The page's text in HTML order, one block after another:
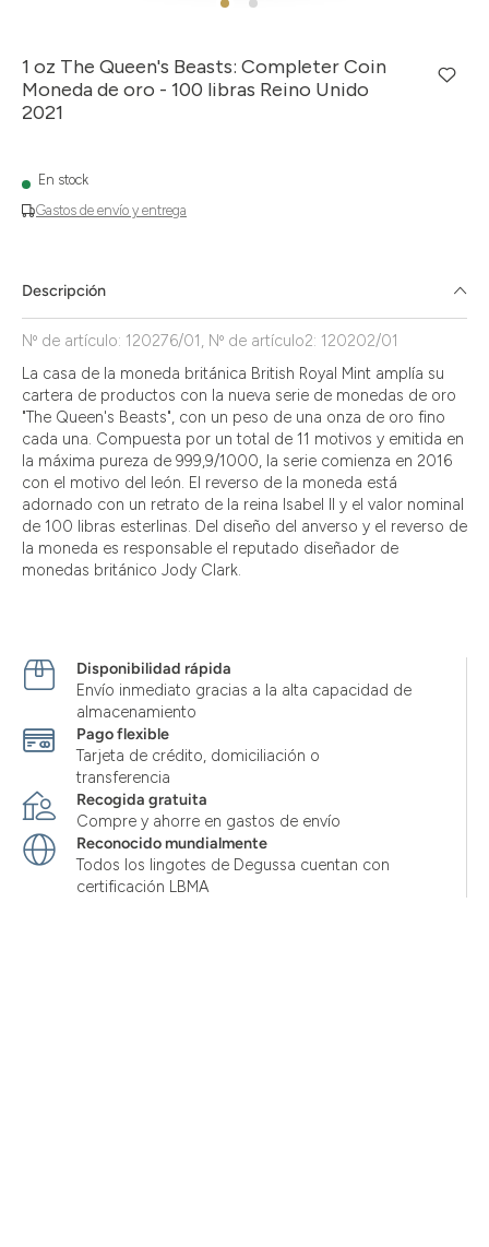
1 oz The Queen's Beasts: Completer Coin
Moneda de oro - 100 libras Reino Unido
2021
Gastos de envío y entrega
En stock
Descripción
Nº de artículo: 120276/01, Nº de artículo2: 120202/01
La casa de la moneda británica British Royal Mint amplía su
cartera de productos con la nueva serie de monedas de oro
"The Queen's Beasts", con un peso de una onza de oro fino
cada una. Compuesta por un total de 11 motivos y emitida en
la máxima pureza de 999,9/1000, la serie comienza en 2016
con el motivo del león. El reverso de la moneda está
adornado con un retrato de la reina Isabel II y el valor nominal
de 100 libras esterlinas. Del diseño del anverso y el reverso de
la moneda es responsable el reputado diseñador de
monedas británico Jody Clark.
Disponibilidad rápida
Envío inmediato gracias a la alta capacidad de
almacenamiento
Pago flexible
Tarjeta de crédito, domiciliación o
transferencia
Recogida gratuita
Compre y ahorre en gastos de envío
Reconocido mundialmente
Todos los lingotes de Degussa cuentan con
certificación LBMA